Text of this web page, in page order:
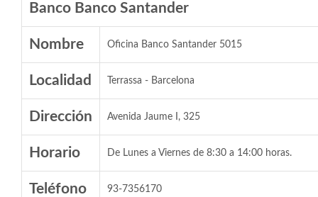
Banco Banco Santander
Nombre Oficina Banco Santander 5015
Localidad Terrassa - Barcelona
Dirección Avenida Jaume I, 325
Horario De Lunes a Viernes de 8:30 a 14:00 horas.
Teléfono 93-7356170